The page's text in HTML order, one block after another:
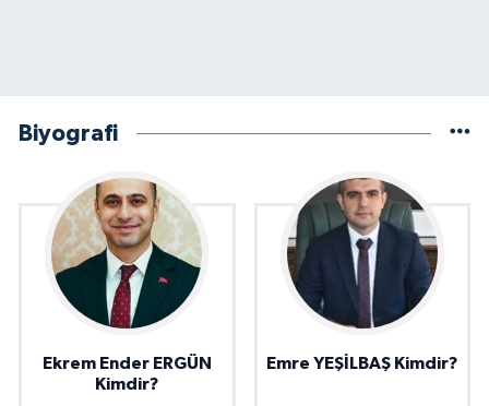
Biyografi
Ekrem Ender ERGÜN
Kimdir?
Emre YEŞİLBAŞ Kimdir?